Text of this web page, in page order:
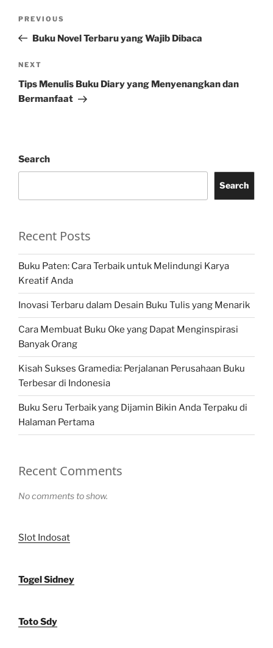
Previous
Post
PREVIOUS
Buku Novel Terbaru yang Wajib Dibaca
Next
Post
NEXT
Tips Menulis Buku Diary yang Menyenangkan dan
Bermanfaat
Search
Search
Recent Posts
Buku Paten: Cara Terbaik untuk Melindungi Karya
Kreatif Anda
Inovasi Terbaru dalam Desain Buku Tulis yang Menarik
Cara Membuat Buku Oke yang Dapat Menginspirasi
Banyak Orang
Kisah Sukses Gramedia: Perjalanan Perusahaan Buku
Terbesar di Indonesia
Buku Seru Terbaik yang Dijamin Bikin Anda Terpaku di
Halaman Pertama
Recent Comments
No comments to show.
Slot Indosat
Togel Sidney
Toto Sdy